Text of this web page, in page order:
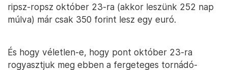
ripsz-ropsz október 23-ra (akkor leszünk 252 nap
múlva) már csak 350 forint lesz egy euró.
És hogy véletlen-e, hogy pont október 23-ra
rogyasztjuk meg ebben a fergeteges tornádó-